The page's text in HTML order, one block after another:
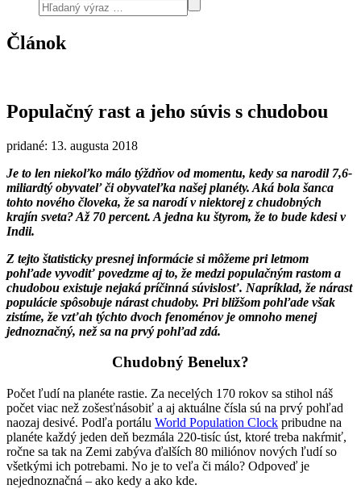
Článok
Populačný rast a jeho súvis s chudobou
pridané: 13. augusta 2018
Je to len niekoľko málo týždňov od momentu, kedy sa narodil 7,6-
miliardtý obyvateľ či obyvateľka našej planéty. Aká bola šanca
tohto nového človeka, že sa narodí v niektorej z chudobných
krajín sveta? Až 70 percent. A jedna ku štyrom, že to bude kdesi v
Indii.
Z tejto štatisticky presnej informácie si môžeme pri letmom
pohľade vyvodiť povedzme aj to, že medzi populačným rastom a
chudobou existuje nejaká príčinná súvislosť. Napríklad, že nárast
populácie spôsobuje nárast chudoby. Pri bližšom pohľade však
zistíme, že vzťah týchto dvoch fenoménov je omnoho menej
jednoznačný, než sa na prvý pohľad zdá.
Chudobný Benelux?
Počet ľudí na planéte rastie. Za necelých 170 rokov sa stihol náš
počet viac než zošesťnásobiť a aj aktuálne čísla sú na prvý pohľad
naozaj desivé. Podľa portálu World Population Clock pribudne na
planéte každý jeden deň bezmála 220-tisíc úst, ktoré treba nakŕmiť,
ročne sa tak na Zemi zabýva ďalších 80 miliónov nových ľudí so
všetkými ich potrebami. No je to veľa či málo? Odpoveď je
nejednoznačná – ako kedy a ako kde.